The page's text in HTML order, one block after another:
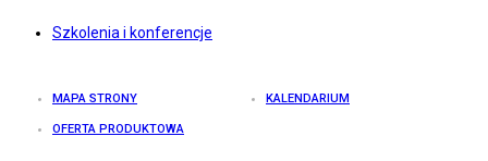
Szkolenia i konferencje
MAPA STRONY KALENDARIUM
OFERTA PRODUKTOWA